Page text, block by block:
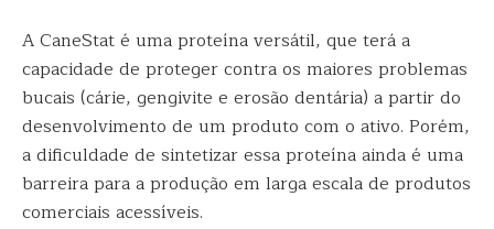
A CaneStat é uma proteína versátil, que terá a
capacidade de proteger contra os maiores problemas
bucais (cárie, gengivite e erosão dentária) a partir do
desenvolvimento de um produto com o ativo. Porém,
a dificuldade de sintetizar essa proteína ainda é uma
barreira para a produção em larga escala de produtos
comerciais acessíveis.